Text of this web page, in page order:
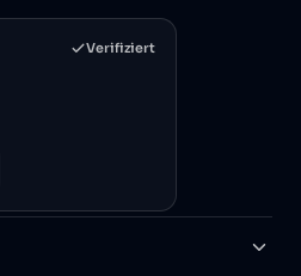
Verifiziert